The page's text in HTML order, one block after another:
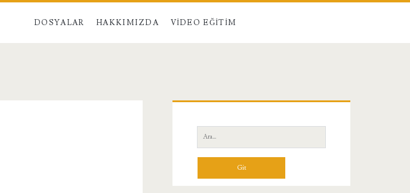
DOSYALAR HAKKIMIZDA VIDEO EĞITIM
Yan
Menü
Ara: